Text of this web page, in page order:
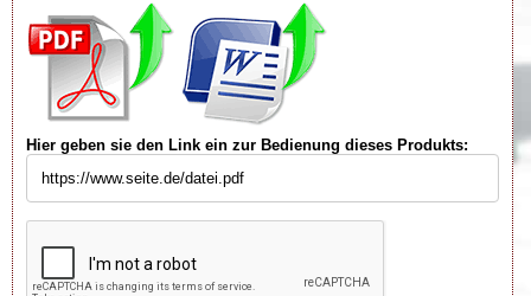
Hier geben sie den Link ein zur Bedienung dieses Produkts: